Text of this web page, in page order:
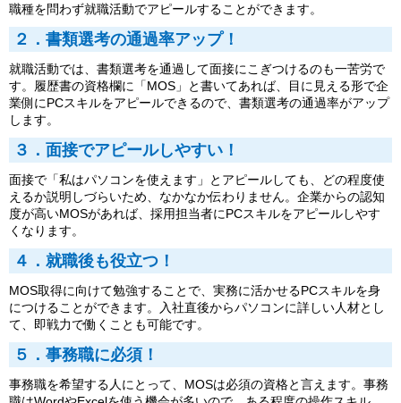
職種を問わず就職活動でアピールすることができます。
２．書類選考の通過率アップ！
就職活動では、書類選考を通過して面接にこぎつけるのも一苦労で
す。履歴書の資格欄に「MOS」と書いてあれば、目に見える形で企
業側にPCスキルをアピールできるので、書類選考の通過率がアップ
します。
３．面接でアピールしやすい！
面接で「私はパソコンを使えます」とアピールしても、どの程度使
えるか説明しづらいため、なかなか伝わりません。企業からの認知
度が高いMOSがあれば、採用担当者にPCスキルをアピールしやす
くなります。
４．就職後も役立つ！
MOS取得に向けて勉強することで、実務に活かせるPCスキルを身
につけることができます。入社直後からパソコンに詳しい人材とし
て、即戦力で働くことも可能です。
５．事務職に必須！
事務職を希望する人にとって、MOSは必須の資格と言えます。事務